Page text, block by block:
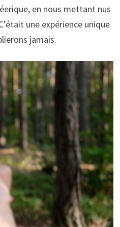
en nous mettant nus
une expérience unique
jamais.